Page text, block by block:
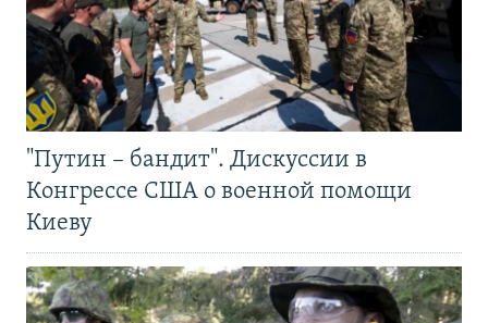
"Путин – бандит". Дискуссии в
Конгрессе США о военной помощи
Киеву